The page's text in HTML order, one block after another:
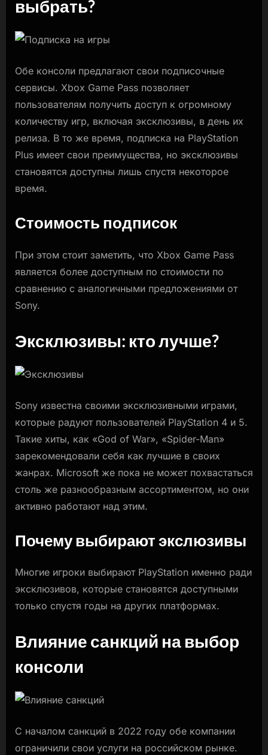
выбрать?
Обе консоли предлагают свои подписочные
сервисы. Xbox Game Pass позволяет
пользователям получить доступ к огромному
количеству игр, включая эксклюзивы, в день их
релиза. В то же время, подписка на PlayStation
Plus имеет свои преимущества, но эксклюзивы
становятся доступны лишь спустя некоторое
время.
Стоимость подписок
При этом стоит заметить, что Xbox Game Pass
является более доступным по стоимости по
сравнению с аналогичными предложениями от
Sony.
Эксклюзивы: кто лучше?
Sony известна своими эксклюзивными играми,
которые радуют пользователей PlayStation 4 и 5.
Такие хиты, как «God of War», «Spider-Man»
зарекомендовали себя как лучшие в своих
жанрах. Microsoft же пока не может похвастаться
столь же разнообразным ассортиментом, но они
активно работают над этим.
Почему выбирают экслюзивы
Многие игроки выбирают PlayStation именно ради
эксклюзивов, которые становятся доступными
только спустя годы на других платформах.
Влияние санкций на выбор
консоли
С началом санкций в 2022 году обе компании
ограничили свои услуги на российском рынке.